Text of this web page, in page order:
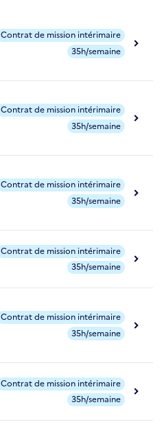
Contrat de mission intérimaire
35h/semaine
Contrat de mission intérimaire
35h/semaine
Contrat de mission intérimaire
35h/semaine
Contrat de mission intérimaire
35h/semaine
Contrat de mission intérimaire
35h/semaine
Contrat de mission intérimaire
35h/semaine